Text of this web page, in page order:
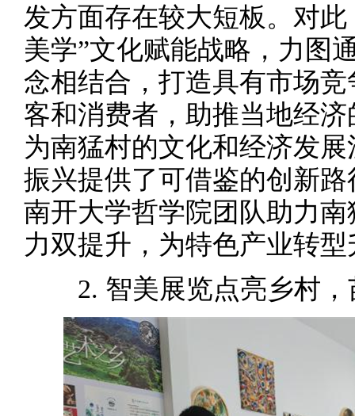
发方面存在较大短板。对
美学”文化赋能战略，力图
念相结合，打造具有市场
客和消费者，助推当地经
为南猛村的文化和经济发
振兴提供了可借鉴的创新
南开大学哲学院团队助力
力双提升，为特色产业转
2. 智美展览点亮乡村，